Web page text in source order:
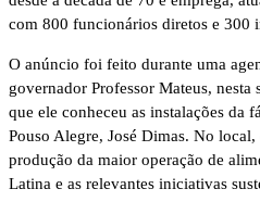
com 800 funcionários diretos e 300
O anúncio foi feito durante uma
governador Professor Mateus, nesta
que ele conheceu as instalações da
Pouso Alegre, José Dimas. No
produção da maior operação de
Latina e as relevantes iniciativas